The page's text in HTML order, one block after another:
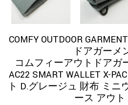
COMFY OUTDOOR
ドアガーメ
コムフィーアウトドアガ
AC22 SMART WALLET X-
ト D.グレージュ 財布 ミニ
ース アウト